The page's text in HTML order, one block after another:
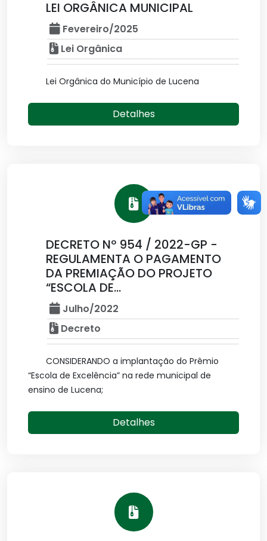
LEI ORGÂNICA MUNICIPAL
Fevereiro/2025
Lei Orgânica
Lei Orgânica do Município de Lucena
Detalhes
DECRETO Nº 954 / 2022-GP -
REGULAMENTA O PAGAMENTO
DA PREMIAÇÃO DO PROJETO
“ESCOLA DE...
Julho/2022
Decreto
CONSIDERANDO a implantação do Prêmio
“Escola de Excelência” na rede municipal de
ensino de Lucena;
Detalhes